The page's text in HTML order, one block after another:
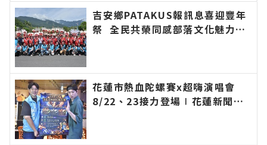
吉安鄉PATAKUS報訊息喜迎豐年
祭 全民共榮同感部落文化魅力∣
資訊！
花蓮市熱血陀螺賽x超嗨演唱會
8/22、23接力登場∣花蓮新聞網